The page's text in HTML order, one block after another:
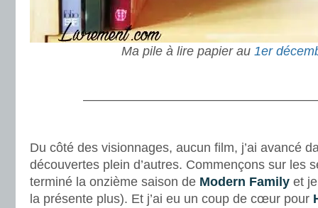
Ma pile à lire papier au 1er
Du côté des visionnages, aucun film, j’ai avancé
découvertes plein d’autres. Commençons sur les
terminé la onzième saison de Modern Family et
la présente plus). Et j’ai eu un coup de cœur pour